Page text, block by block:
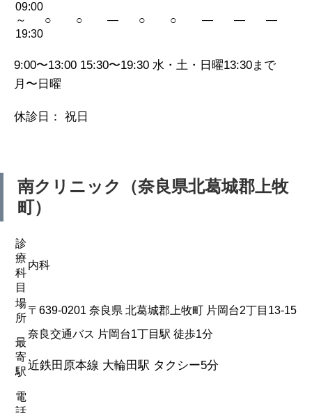
09:00
～
19:30
○ ○ — ○ ○ — — —
9:00〜13:00 15:30〜19:30 水・土・日曜13:30まで
月〜日曜
休診日： 祝日
南クリニック（奈良県北葛城郡上牧
町）
診
療
科
目
内科
場
所
〒639-0201 奈良県 北葛城郡上牧町 片岡台2丁目13-15
最
寄
駅
奈良交通バス 片岡台1丁目駅 徒歩1分
近鉄田原本線 大輪田駅 タクシー5分
電